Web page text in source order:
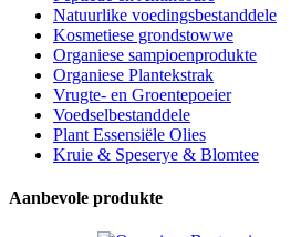
Natuurlike voedingsbestanddele
Kosmetiese grondstowwe
Organiese sampioenprodukte
Organiese Plantekstrak
Vrugte- en Groentepoeier
Voedselbestanddele
Plant Essensiële Olies
Kruie & Speserye & Blomtee
Aanbevole produkte